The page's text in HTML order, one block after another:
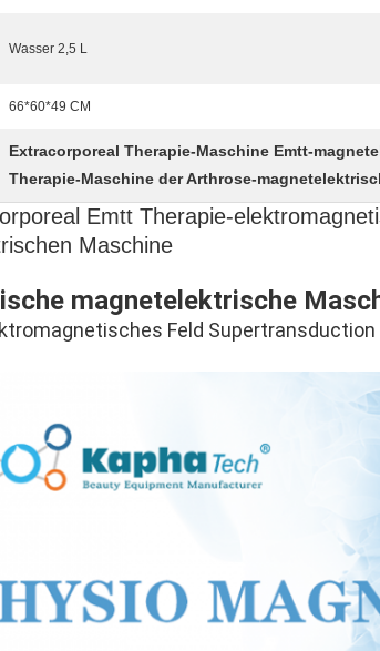
Wasser 2,5 L
66*60*49 CM
Extracorporeal Therapie-Maschine Emtt-
Therapie-Maschine der Arthrose-
Emtt Therapie-
Maschine
magnetelektrische
Feld Supertransduction